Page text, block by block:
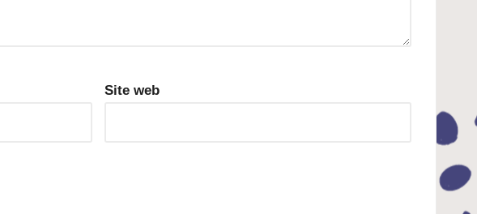
Site web